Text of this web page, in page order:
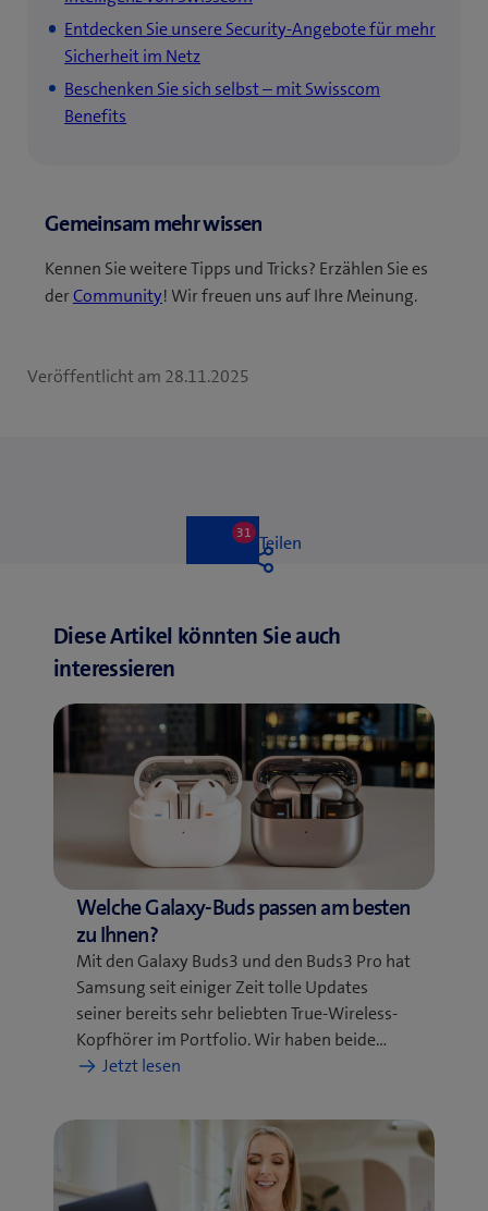
Entdecken Sie unsere Security-Angebote für mehr
Sicherheit im Netz
Beschenken Sie sich selbst – mit Swisscom
Benefits
Gemeinsam mehr wissen
Kennen Sie weitere Tipps und Tricks? Erzählen Sie es
derCommunity! Wir freuen uns auf Ihre Meinung.
Veröffentlicht am 28.11.2025
3131
likesTeilen
Diese Artikel könnten Sie auch
interessieren
Welche Galaxy-Buds passen am besten
zu Ihnen?
Mit den Galaxy Buds3 und den Buds3 Pro hat
Samsung seit einiger Zeit tolle Updates
seiner bereits sehr beliebten True-Wireless-
Kopfhörer im Portfolio. Wir haben beide…
Jetzt lesen:
Galaxy-
passen